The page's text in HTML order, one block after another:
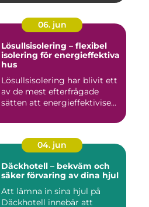
06. jun
Lösullsisolering – flexibel
isolering för energieffektiva
hus
Lösullsisolering har blivit ett
av de mest efterfrågade
sätten att energieffektivise...
04. jun
Däckhotell – bekväm och
säker förvaring av dina hjul
Att lämna in sina hjul på
Däckhotell innebär att